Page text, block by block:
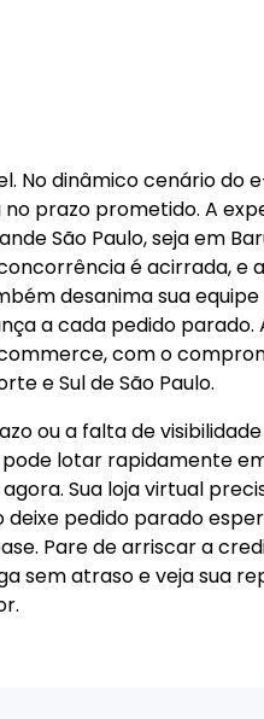
No dinâmico cenário
prazo prometido. A
São Paulo, seja em
é acirrada, e
desanima sua
a cada pedido parado.
com o
e Sul de São Paulo.
ou a falta de
lotar rapidamente
Sua loja virtual
pedido parado
Pare de arriscar a
sem atraso e veja sua